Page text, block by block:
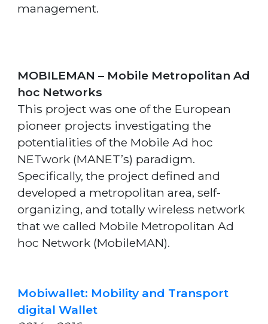
management.
MOBILEMAN – Mobile Metropolitan Ad
hoc Networks
This project was one of the European
pioneer projects investigating the
potentialities of the Mobile Ad hoc
NETwork (MANET’s) paradigm.
Specifically, the project defined and
developed a metropolitan area, self-
organizing, and totally wireless network
that we called Mobile Metropolitan Ad
hoc Network (MobileMAN).
Mobiwallet: Mobility and Transport
digital Wallet